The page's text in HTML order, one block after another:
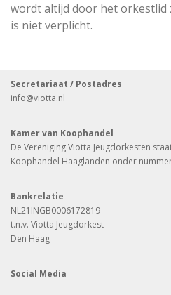
wordt altijd door het orkestlid
is niet verplicht.
Secretariaat / Postadres
info@viotta.nl
Kamer van Koophandel
De Vereniging Viotta Jeugdorkesten
Koophandel Haaglanden onder
Bankrelatie
NL21INGB0006172819
t.n.v. Viotta Jeugdorkest
Den Haag
Social Media